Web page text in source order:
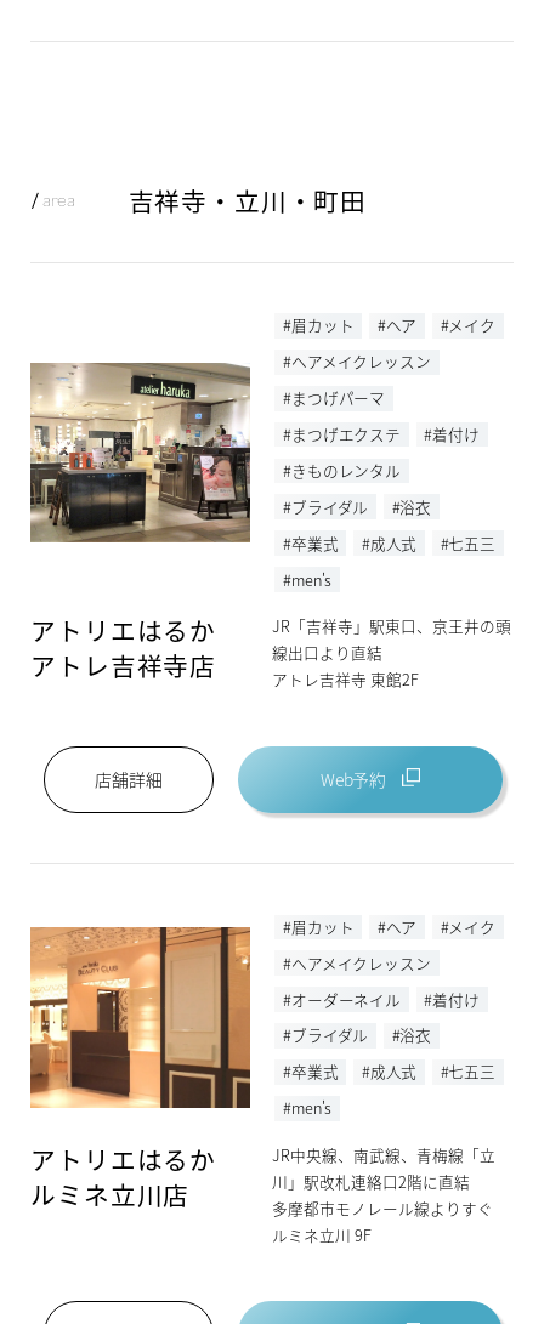
area 吉祥寺・立川・町田
#眉カット #ヘア
#メイク
#ヘアメイクレッスン
#まつげパーマ
#まつげエクステ
#着付け
#きものレンタル
#ブライダル
#浴衣
#卒業式
#成人式
#七五三
#men's
アトリエはるか
アトレ吉祥寺店
JR「吉祥寺」駅東口、京王井の頭
線出口より直結
アトレ吉祥寺 東館2F
店舗詳細 Web予約
#眉カット #ヘア
#メイク
#ヘアメイクレッスン
#オーダーネイル
#着付け
#ブライダル
#浴衣
#卒業式
#成人式
#七五三
#men's
アトリエはるか
ルミネ立川店
JR中央線、南武線、青梅線「立
川」駅改札連絡口2階に直結
多摩都市モノレール線よりすぐ
ルミネ立川 9F